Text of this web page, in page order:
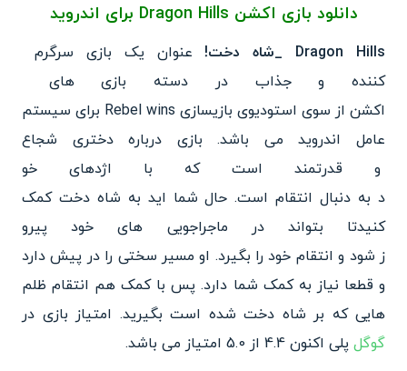
دانلود بازی اکشن Dragon Hills برای اندروید
Dragon Hills _شاه دخت!
عنوان یک بازی سرگرم
کننده و جذاب در دسته بازی های
اکشن از سوی استودیوی بازیسازی
Rebel wins برای سیستم
عامل اندروید می باشد. بازی درباره دختری شجاع
و قدرتمند است که با اژدهای خو
د به دنبال انتقام است. حال شما اید به شاه دخت کمک
کنیدتا بتواند در ماجراجویی های خود پیرو
ز شود و انتقام خود را بگیرد. او مسیر سختی را در پیش دارد
و قطعا نیاز به کمک شما دارد. پس با کمک هم انتقام ظلم
هایی که بر شاه دخت شده است بگیرید. امتیاز بازی در
گوگل پلی اکنون 4.4 از 5.0 امتیاز می باشد.